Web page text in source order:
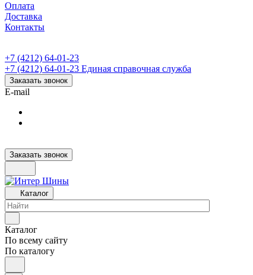
Оплата
Доставка
Контакты
+7 (4212) 64-01-23
+7 (4212) 64-01-23 Единая справочная служба
Заказать звонок
E-mail
Заказать звонок
Каталог
Каталог
По всему сайту
По каталогу